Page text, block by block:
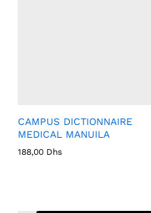
CAMPUS DICTIONNAIRE
MEDICAL MANUILA
188,00 Dhs